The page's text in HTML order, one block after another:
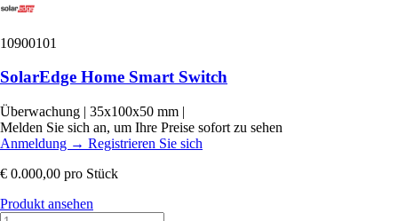
10900101
SolarEdge Home Smart Switch
Überwachung | 35x100x50 mm |
Melden Sie sich an, um Ihre Preise sofort zu sehen
Anmeldung → Registrieren Sie sich
€ 0.000,00 pro Stück
Produkt ansehen